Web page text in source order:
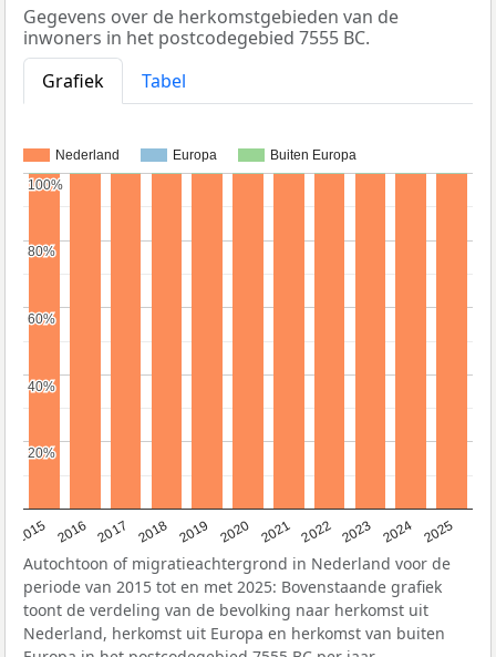
Gegevens over de herkomstgebieden van de
inwoners in het postcodegebied 7555 BC.
Grafiek
Tabel
Nederland Europa Buiten Europa
2015 2016 2017 2018 2019 2020 2021 2022 2023 2024 2025
20%
20%
40%
40%
60%
60%
80%
80%
100%
100%
Autochtoon of migratieachtergrond in Nederland voor de
periode van 2015 tot en met 2025: Bovenstaande grafiek
toont de verdeling van de bevolking naar herkomst uit
Nederland, herkomst uit Europa en herkomst van buiten